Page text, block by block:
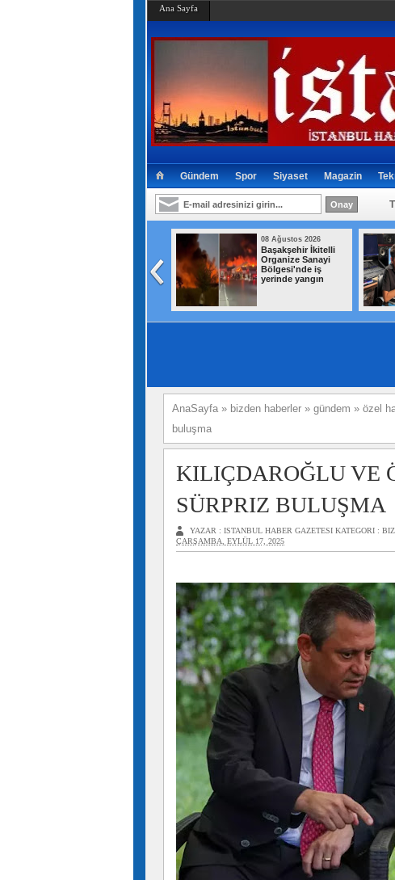
Ana Sayfa
Gündem Spor Siyaset Magazin
08 Ağustos 2026
Başakşehir İkitelli
Organize Sanayi
Bölgesi'nde iş
yerinde yangın
AnaSayfa » bizden haberler » gündem » özel
buluşma
KILIÇDAROĞLU VE
SÜRPRIZ BULUŞMA
YAZAR : ISTANBUL HABER GAZETESI KATEGORI :
ÇARŞAMBA, EYLÜL 17, 2025